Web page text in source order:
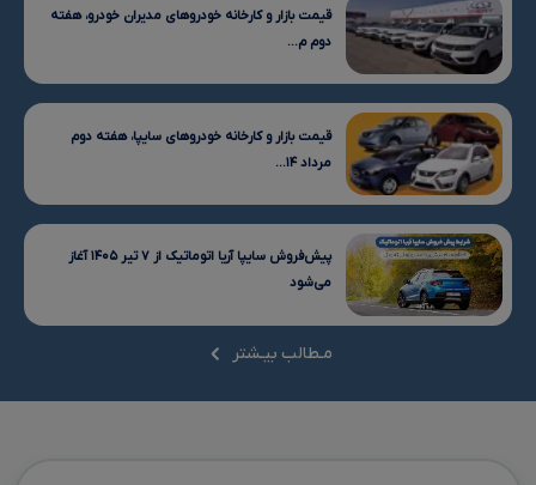
قیمت بازار و کارخانه خودروهای مدیران خودرو، هفته
دوم م...
قیمت بازار و کارخانه خودروهای سایپا، هفته دوم
مرداد ۱۴...
پیش‌فروش سایپا آریا اتوماتیک از ۷ تیر ۱۴۰۵ آغاز
می‌شود
مـطالب بیـشتر